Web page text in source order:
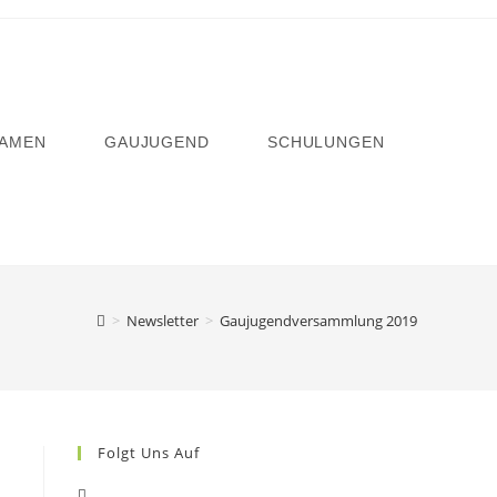
GAUJUGEND SCHULUNGEN
> Newsletter > Gaujugendversammlung 2019
Folgt Uns Auf